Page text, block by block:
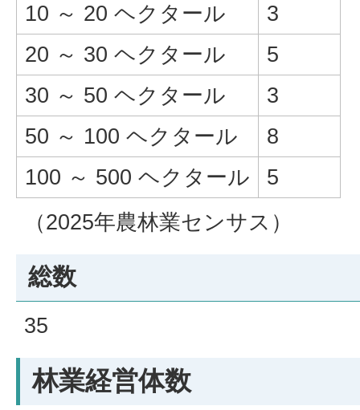
10 ～ 20 ヘクタール
3
20 ～ 30 ヘクタール
5
30 ～ 50 ヘクタール
3
50 ～ 100 ヘクタール
8
100 ～ 500 ヘクタール
5
（2025年農林業センサス）
総数
35
林業経営体数